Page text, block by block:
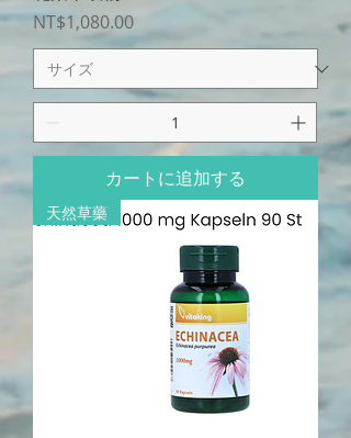
価格
NT$1,080.00
カートに追加する
天然草藥